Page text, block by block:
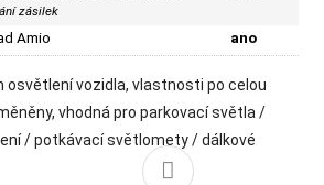
zásilek
Amio ano
osvětlení vozidla, vlastnosti po celou
vhodná pro parkovací světla /
/ potkávací světlomety / dálkové
